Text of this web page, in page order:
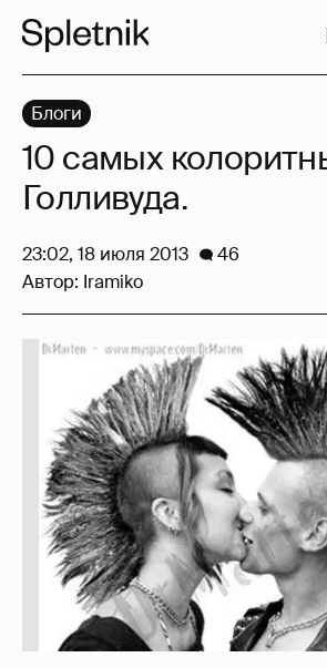
Блоги
10 самых
Голливуда.
23:02, 18 июля 2013
46
Автор: Iramiko